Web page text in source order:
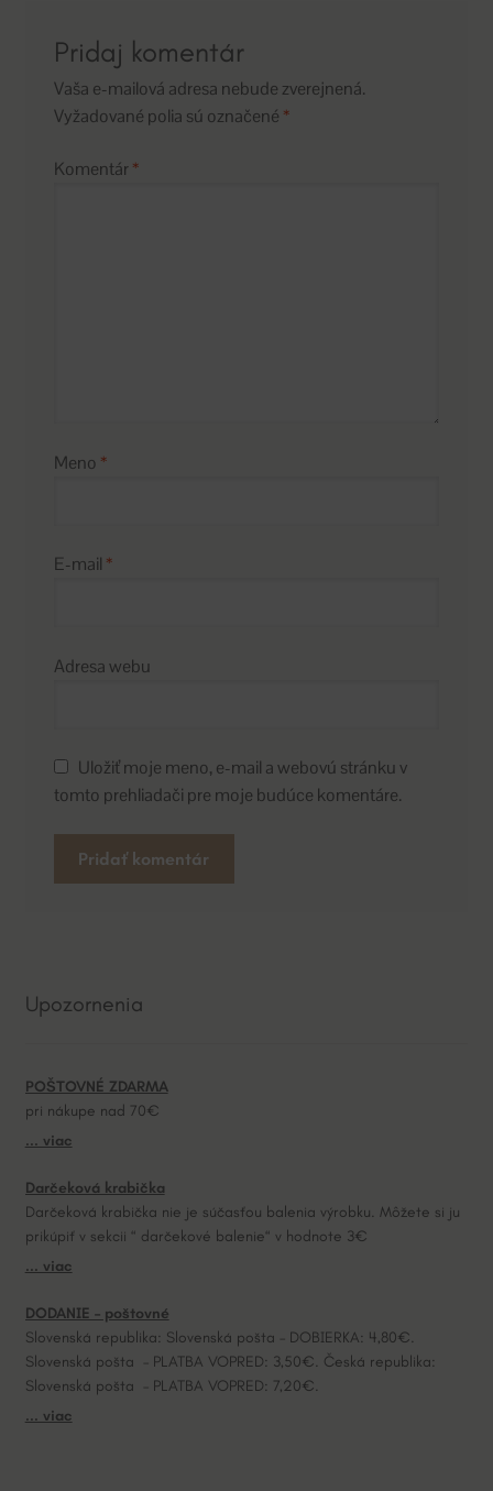
Pridaj komentár
Vaša e-mailová adresa nebude zverejnená.
Vyžadované polia sú označené *
Komentár*
Meno *
E-mail *
Adresa webu
Uložiť moje meno, e-mail a webovú stránku v
tomto prehliadači pre moje budúce komentáre.
r
t
i
v
:
Upozornenia
POŠTOVNÉ ZDARMA
pri nákupe nad 70€
... viac
Darčeková krabička
Darčeková krabička nie je súčasťou balenia výrobku. Môžete si ju
prikúpiť v sekcii “ darčekové balenie“ v hodnote 3€
... viac
DODANIE – poštovné
Slovenská republika: Slovenská pošta – DOBIERKA: 4,80€.
Slovenská pošta – PLATBA VOPRED: 3,50€. Česká republika:
Slovenská pošta – PLATBA VOPRED: 7,20€.
... viac